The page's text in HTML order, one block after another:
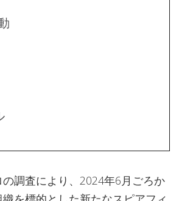
の調査により、2024年6月ごろか